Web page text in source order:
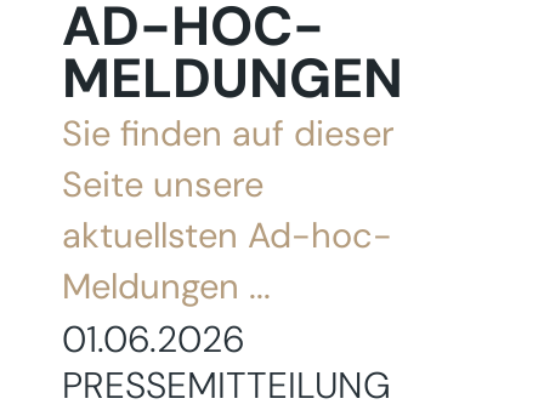
AD-HOC-
MELDUNGEN
Sie finden auf dieser
Seite unsere
aktuellsten Ad-hoc-
Meldungen ...
01.06.2026
PRESSEMITTEILUNG